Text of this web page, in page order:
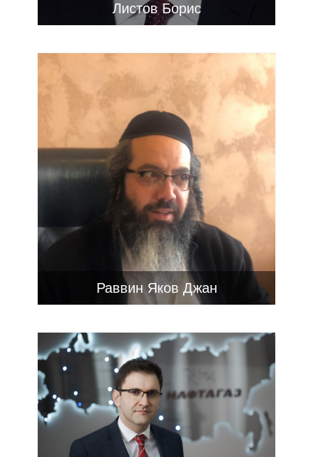
Листов Борис
Раввин Яков Джан